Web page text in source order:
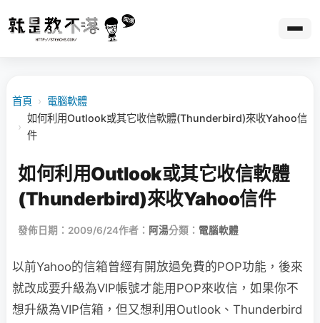
首頁 › 電腦軟體
›
如何利用Outlook或其它收信軟體(Thunderbird)來收Yahoo信
件
如何利用Outlook或其它收信軟體
(Thunderbird)來收Yahoo信件
發佈日期：2009/6/24作者： 阿湯分類： 電腦軟體
以前Yahoo的信箱曾經有開放過免費的POP功能，後來
就改成要升級為VIP帳號才能用POP來收信，如果你不
想升級為VIP信箱，但又想利用Outlook、Thunderbird